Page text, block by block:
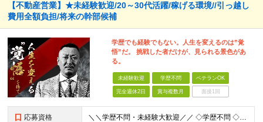
【不動産営業】★未経験歓迎/20～30代活躍/稼げる環境//引っ越し
費用全額負担/将来の幹部候補
学歴でも経験でもない。人生を変えるのは”覚
悟”だ。 挑戦した者だけが、見られる景色があ
る。
未経験歓迎 学歴不問 ベテランOK
完全週休2日 賞与複数月 面接1回
応募資格 ＼＼学歴不問・未経験大歓迎／／ ◇学歴不問 ◇社会⼈・職種・業種未経験大歓迎 ☆ー・ー・ー・ー・ー・ー・ー・ー・ー・ー・ー☆ 「今の人生を変えたい。」「本気で稼ぎたい。」 面接ではその想いを